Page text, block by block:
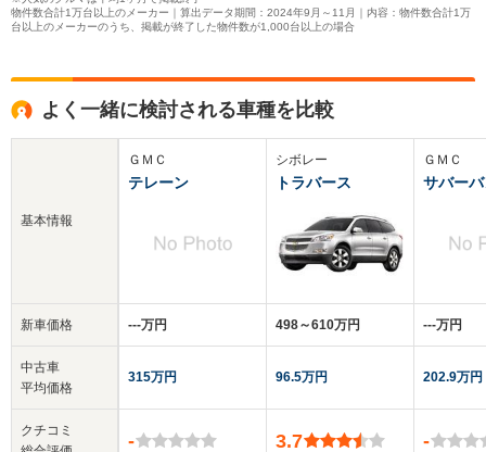
物件数合計1万台以上のメーカー｜算出データ期間：2024年9月～11月｜内容：物件数合計1万
台以上のメーカーのうち、掲載が終了した物件数が1,000台以上の場合
よく一緒に検討される車種を比較
基本情報
新車価格
中古車
平均価格
クチコミ
ＧＭＣ
テレーン
‐‐‐万円
315万円
-
シボレー
トラバース
498～610万円
96.5万円
3.7
ＧＭＣ
サバー
‐‐‐万円
202.9万円
-